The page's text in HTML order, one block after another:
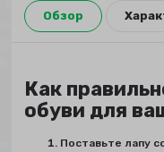
Обзор
Как
обуви для
Поставьте лапу